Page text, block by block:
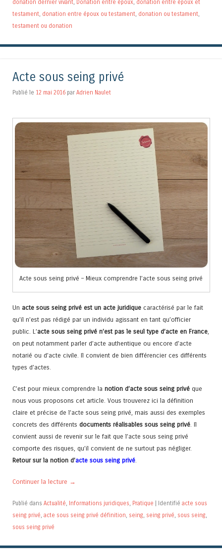
donation dernier vivant, Donation entre époux, donation entre époux et
testament, donation entre époux ou testament, donation ou testament,
testament ou donation
Acte sous seing privé
Publié le 12 mai 2016 par Adrien Naulet
Acte sous seing privé – Mieux comprendre l’acte sous seing privé
Un acte sous seing privé est un acte juridique caractérisé par le fait
qu’il n’est pas rédigé par un individu agissant en tant qu’officier
public. L’acte sous seing privé n’est pas le seul type d’acte en France
on peut notamment parler d’acte authentique ou encore d’acte
notarié ou d’acte civile. Il convient de bien différencier ces différents
types d’actes.
C’est pour mieux comprendre la notion d’acte sous seing privé que
nous vous proposons cet article. Vous trouverez ici la définition
claire et précise de l’acte sous seing privé, mais aussi des exemples
concrets des différents documents réalisables sous seing privé. Il
convient aussi de revenir sur le fait que l’acte sous seing privé
comporte des risques, qu’il convient de ne surtout pas négliger.
Retour sur la notion d’acte sous seing privé.
Continuer la lecture →
Publié dans Actualité, Informations juridiques, Pratique Identifié acte sous
seing privé, acte sous seing privé définition, seing, seing privé, sous seing,
sous seing privé